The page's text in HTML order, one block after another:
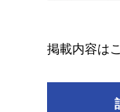
掲載内容は